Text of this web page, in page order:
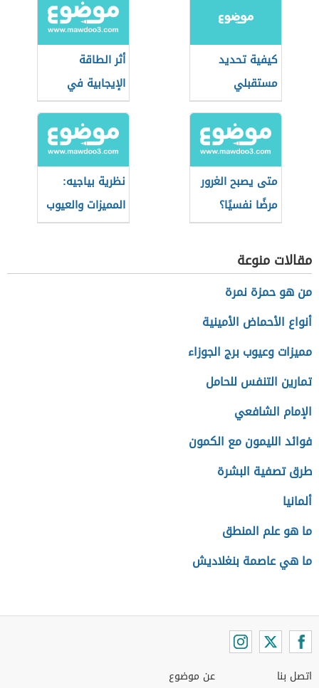
كيفية تحديد
مستقبلي
أثر الطاقة
الإيجابية في
كفاءة الفرد
متى يصبح الغرور
مرضًا نفسيًا؟
نظرية بياجيه:
المميزات والعيوب
مقالات منوعة
من هو حمزة نمرة
أنواع الأحماض الأمينية
مميزات وعيوب برج الجوزاء
تمارين التنفس للحامل
الإمام الشافعي
فوائد الليمون مع الكمون
طرق تصفية البشرة
ألمانيا
ما هو علم المنطق
ما هي عاصمة بنغلاديش
اتصل بنا عن موضوع